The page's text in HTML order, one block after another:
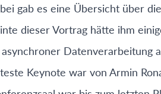
gab es eine Übersicht über
dieser Vortrag hätte ihm
Datenverarbeitung
Keynote war von Armin